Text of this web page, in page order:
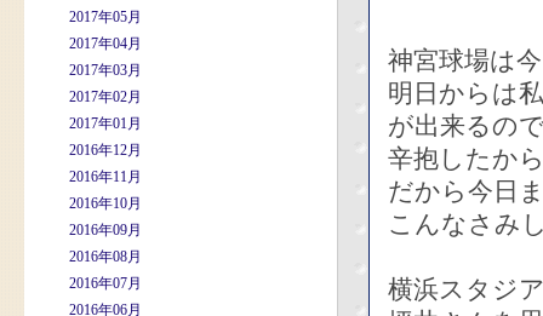
2017年05月
2017年04月
2017年03月
2017年02月
2017年01月
2016年12月
2016年11月
2016年10月
2016年09月
2016年08月
2016年07月
2016年06月
神宮球場は
明日からは
が出来るの
辛抱したか
だから今日
こんなさみ
横浜スタジ